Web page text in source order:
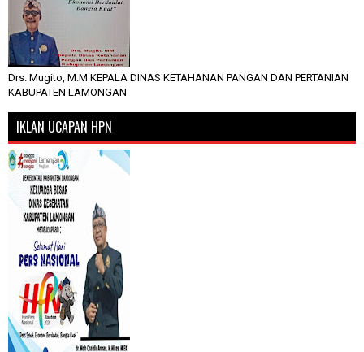
Drs. Mugito, M.M KEPALA DINAS KETAHANAN PANGAN DAN PERTANIAN
KABUPATEN LAMONGAN
IKLAN UCAPAN HPN